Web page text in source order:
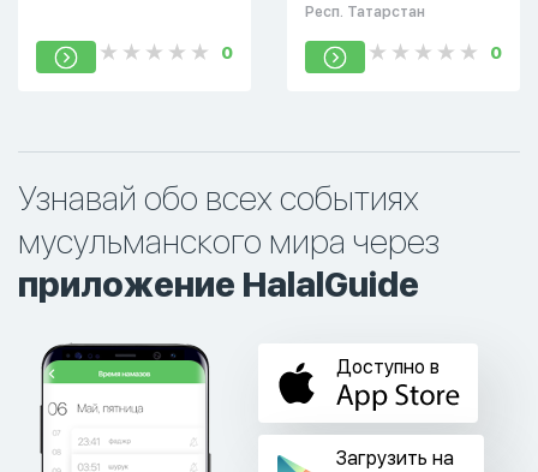
0
Респ. Татарстан
0
Узнавай обо всех событиях
мусульманского мира через
приложение HalalGuide
Доступно в
Загрузить на